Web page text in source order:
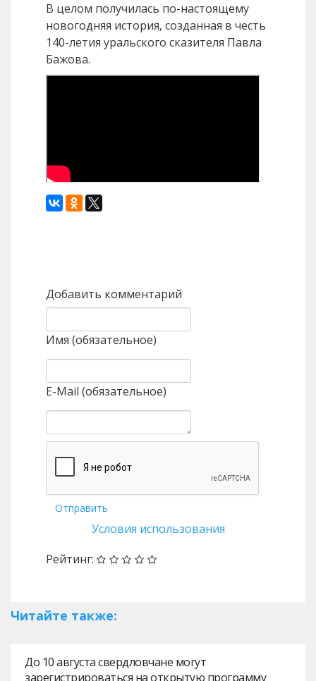
В целом получилась по-настоящему
новогодняя история, созданная в честь
140-летия уральского сказителя Павла
Бажова.
Добавить комментарий
Имя (обязательное)
E-Mail (обязательное)
Отправить
Условия использования
Рейтинг:
Читайте также:
До 10 августа свердловчане могут
зарегистрироваться на открытую программу